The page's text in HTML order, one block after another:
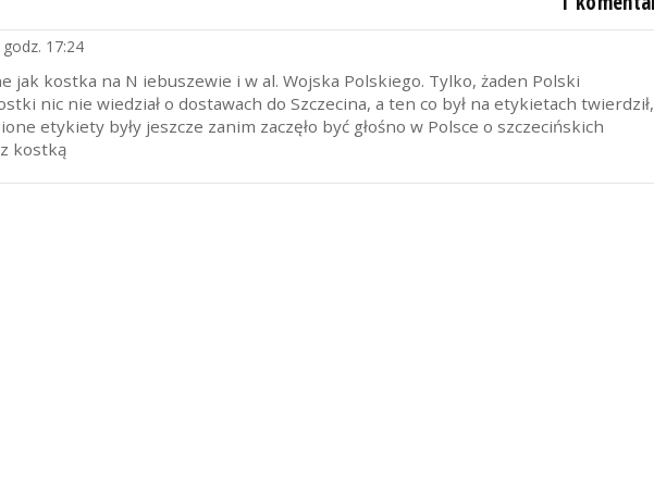
17:24
jak kostka na N iebuszewie i w al. Wojska Polskiego. Tylko, żaden Polski
nic nie wiedział o dostawach do Szczecina, a ten co był na etykietach twierdził,
etykiety były jeszcze zanim zaczęło być głośno w Polsce o szczecińskich
kostką